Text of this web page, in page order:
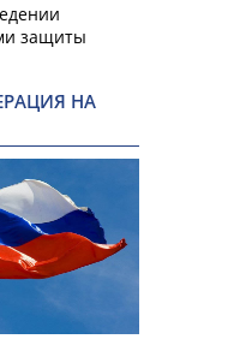
защиты
НА